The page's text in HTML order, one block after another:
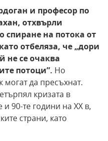
и професор по
отхвърли
спиране на потока от
отбеляза, че „дори
не се очаква
потоци”. Но
могат да пресъхнат.
кризата в
90-те години на XX в,
страни, като